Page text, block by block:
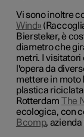
Vi sono inoltre
Wind»
Biersteker, è
diametro che
metri. I visitatori
l'opera da
mettere in moto
plastica riciclata
Rotterdam The
ecologica, con
Bcomp,